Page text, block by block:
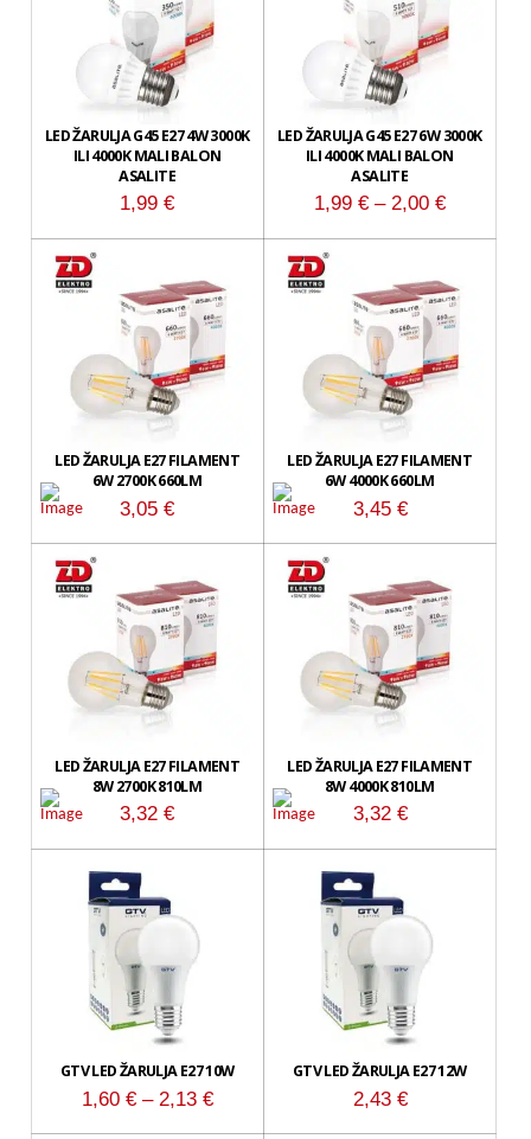
LED ŽARULJA G45 E27 4W 3000K
ILI 4000K MALI BALON
ASALITE
1,99€
LED ŽARULJA G45 E27 6W 3000K
ILI 4000K MALI BALON
ASALITE
1,99€ – 2,00€Raspon
1,99 €
do
LED ŽARULJA E27 FILAMENT
6W 2700K 660LM
3,05€
LED ŽARULJA E27 FILAMENT
6W 4000K 660LM
3,45 €
LED ŽARULJA E27 FILAMENT
8W 2700K 810LM
3,32€
LED ŽARULJA E27 FILAMENT
8W 4000K 810LM
3,32 €
GTV LED ŽARULJA E27 10W
1,60 € – 2,13 €Raspon
GTV LED ŽARULJA E27 12W
2,43 €